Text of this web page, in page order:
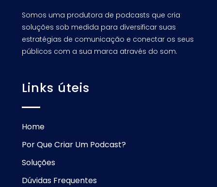
Somos uma produtora de podcasts que cria
soluções sob medida para diversificar suas
estratégias de comunicação e conectar os seus
públicos com a sua marca através do som.
Links úteis
Home
Por Que Criar Um Podcast?
Soluções
Dúvidas Frequentes